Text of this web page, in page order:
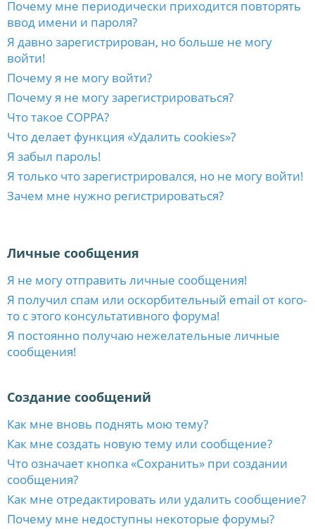
Почему мне периодически приходится повторять
ввод имени и пароля?
Я давно зарегистрирован, но больше не могу
войти!
Почему я не могу войти?
Почему я не могу зарегистрироваться?
Что такое COPPA?
Что делает функция «Удалить cookies»?
Я забыл пароль!
Я только что зарегистрировался, но не могу войти!
Зачем мне нужно регистрироваться?
Личные сообщения
Я не могу отправить личные сообщения!
Я получил спам или оскорбительный email от кого-
то с этого консультативного форума!
Я постоянно получаю нежелательные личные
сообщения!
Создание сообщений
Как мне вновь поднять мою тему?
Как мне создать новую тему или сообщение?
Что означает кнопка «Сохранить» при создании
сообщения?
Как мне отредактировать или удалить сообщение?
Почему мне недоступны некоторые форумы?